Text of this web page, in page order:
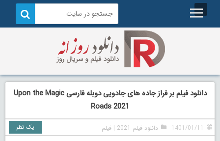
دانلود فیلم بر فراز جاده های جادویی دوبله فارسی Upon the Magic
Roads 2021
1401/01/11 دانلود فیلم 2021 |فیلم یک نظر